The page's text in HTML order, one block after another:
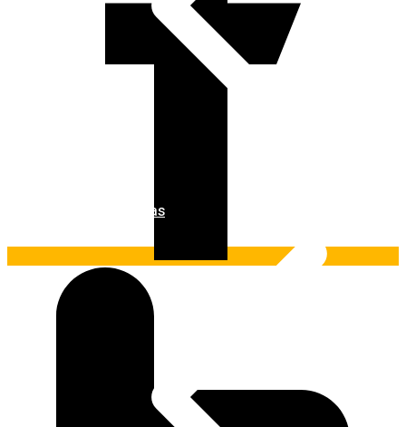
Ferramentas